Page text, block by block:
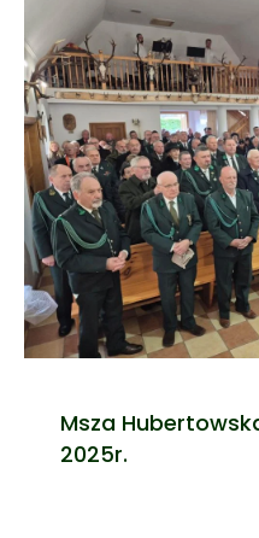
Msza
2025r.